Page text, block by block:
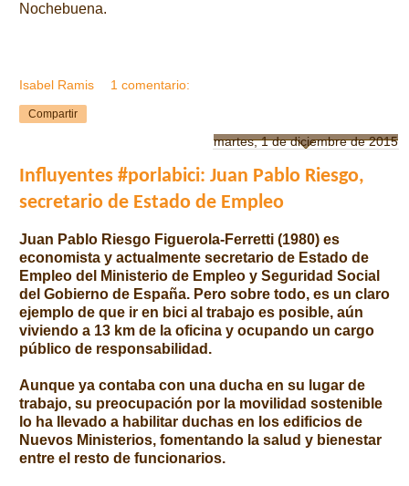
Nochebuena.
Isabel Ramis 1 comentario:
Compartir
martes, 1 de diciembre de 2015
Influyentes #porlabici: Juan Pablo Riesgo,
secretario de Estado de Empleo
Juan Pablo Riesgo Figuerola-Ferretti (1980) es
economista y actualmente secretario de Estado de
Empleo del Ministerio de Empleo y Seguridad Social
del Gobierno de España. Pero sobre todo, es un claro
ejemplo de que ir en bici al trabajo es posible, aún
viviendo a 13 km de la oficina y ocupando un cargo
público de responsabilidad.
Aunque ya contaba con una ducha en su lugar de
trabajo, su preocupación por la movilidad sostenible
lo ha llevado a habilitar duchas en los edificios de
Nuevos Ministerios, fomentando la salud y bienestar
entre el resto de funcionarios.